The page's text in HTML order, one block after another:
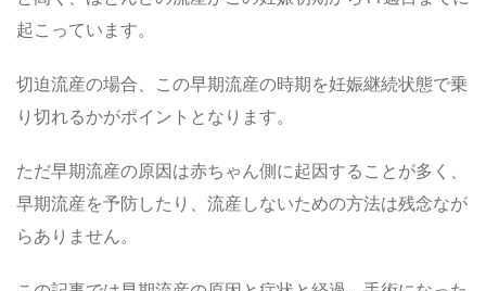
起こっています。
切迫流産の場合、この早期流産の時期を妊娠継続状態で乗
り切れるかがポイントとなります。
ただ早期流産の原因は赤ちゃん側に起因することが多く、
早期流産を予防したり、流産しないための方法は残念なが
らありません。